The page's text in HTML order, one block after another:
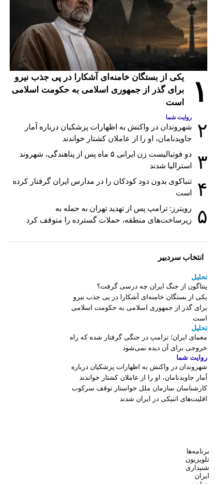
۱
یکی از بستگان خامنه‌ای آشکارا در پی جذب نیرو
برای گذر از جمهوری اسلامی به حکومت اسلامی
است
۲
روایت شما
شهروندان در واکنش به اظهارات پزشکیان درباره آمار
جاویدنامان، او را از عاملان کشتار خواندند
۳
دو فوتبالیست زن ایرانی ۵ ماه پس از پناهندگی، شهروند
استرالیا شدند
۴
تنباکوی بدون دود کودکان را در مدارس ایران گرفتار کرده
است
۵
رویترز: ترامپ پس از تهدید تهران به حمله به
زیرساخت‌های منطقه، حملات گسترده را متوقف کرد
انتخاب سردبیر
تحلیل
پنتاگون از جنگ ایران چه درسی گرفت؟
یکی از بستگان خامنه‌ای آشکارا در پی جذب نیرو
برای گذر از جمهوری اسلامی به حکومت اسلامی
است
تحلیل
معمای ایران؛ ترامپ در جنگی گرفتار شده که راه
خروجی برای آن دیده نمی‌شود
روایت شما
شهروندان در واکنش به اظهارات پزشکیان درباره
آمار جاویدنامان، او را از عاملان کشتار خواندند
کارشناسان سازمان ملل خواستار توقف سرکوب
اقلیت‌های اتنیکی در ایران شدند
برنامه‌ها
تلویزیون
شنیداری
ایران